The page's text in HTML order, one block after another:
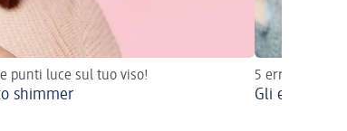
punti luce sul tuo viso!
shimmer
5 errori e 5
Gli errori